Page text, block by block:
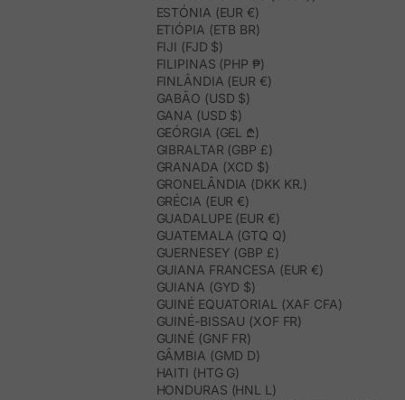
ESTÓNIA (EUR €)
ETIÓPIA (ETB BR)
FIJI (FJD $)
FILIPINAS (PHP ₱)
FINLÂNDIA (EUR €)
GABÃO (USD $)
GANA (USD $)
GEÓRGIA (GEL ₾)
GIBRALTAR (GBP £)
GRANADA (XCD $)
GRONELÂNDIA (DKK KR.)
GRÉCIA (EUR €)
GUADALUPE (EUR €)
GUATEMALA (GTQ Q)
GUERNESEY (GBP £)
GUIANA FRANCESA (EUR €)
GUIANA (GYD $)
GUINÉ EQUATORIAL (XAF CFA)
GUINÉ-BISSAU (XOF FR)
GUINÉ (GNF FR)
GÂMBIA (GMD D)
HAITI (HTG G)
HONDURAS (HNL L)